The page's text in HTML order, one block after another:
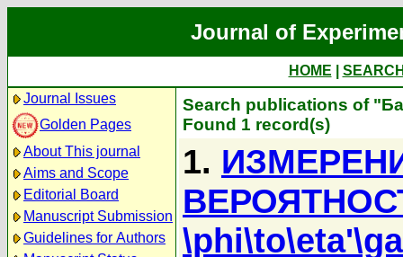
Journal of
HOME
Journal Issues
Golden Pages
About This journal
Aims and Scope
Editorial Board
Manuscript Submission
Guidelines for Authors
Search publications of
Found 1 record(s)
1.